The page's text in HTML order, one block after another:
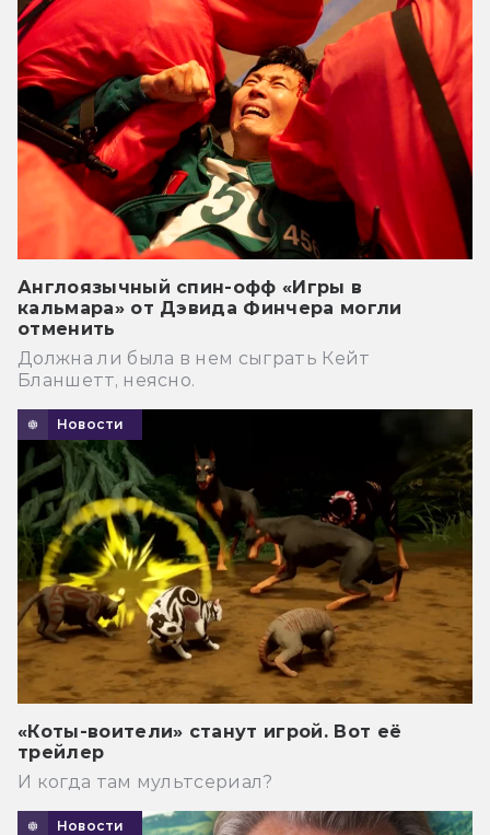
Англоязычный спин-офф «Игры в
кальмара» от Дэвида Финчера могли
отменить
Должна ли была в нем сыграть Кейт
Бланшетт, неясно.
Новости
«Коты-воители» станут игрой. Вот её
трейлер
И когда там мультсериал?
Новости